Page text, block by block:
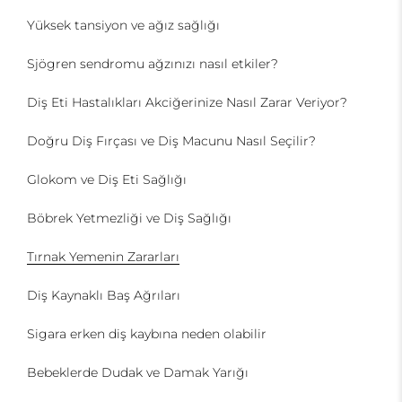
Yüksek tansiyon ve ağız sağlığı
Sjögren sendromu ağzınızı nasıl etkiler?
Diş Eti Hastalıkları Akciğerinize Nasıl Zarar Veriyor?
Doğru Diş Fırçası ve Diş Macunu Nasıl Seçilir?
Glokom ve Diş Eti Sağlığı
Böbrek Yetmezliği ve Diş Sağlığı
Tırnak Yemenin Zararları
Diş Kaynaklı Baş Ağrıları
Sigara erken diş kaybına neden olabilir
Bebeklerde Dudak ve Damak Yarığı